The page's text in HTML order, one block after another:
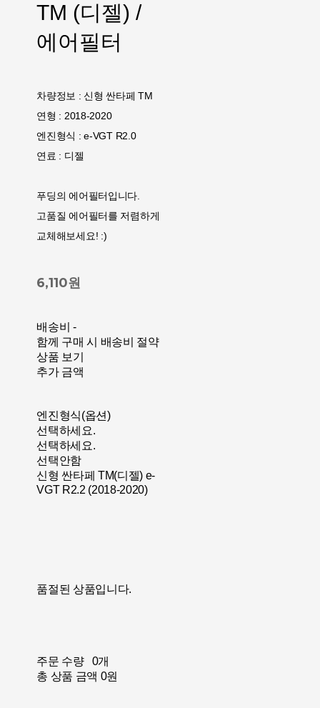
TM (디젤) /
에어필터
차량정보 : 신형 싼타페 TM
연형 : 2018-2020
엔진형식 : e-VGT R2.0
연료 : 디젤
푸딩의 에어필터입니다.
고품질 에어필터를 저렴하게
교체해보세요! :)
6,110원
배송비 -
함께 구매 시 배송비 절약
상품 보기
추가 금액
엔진형식(옵션)
선택하세요.
선택하세요.
선택안함
신형 싼타페 TM(디젤) e-
VGT R2.2 (2018-2020)
품절된 상품입니다.
주문 수량
0개
총 상품 금액 0원